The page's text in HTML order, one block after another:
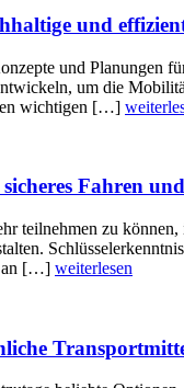
und
und Planungen
um die
wichtigen […]
Fahren
teilnehmen zu
an […] weiterlesen